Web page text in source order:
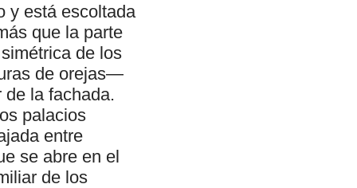
y está escoltada
que la parte
de los
de orejas—
la fachada.
palacios
entre
se abre en el
de los